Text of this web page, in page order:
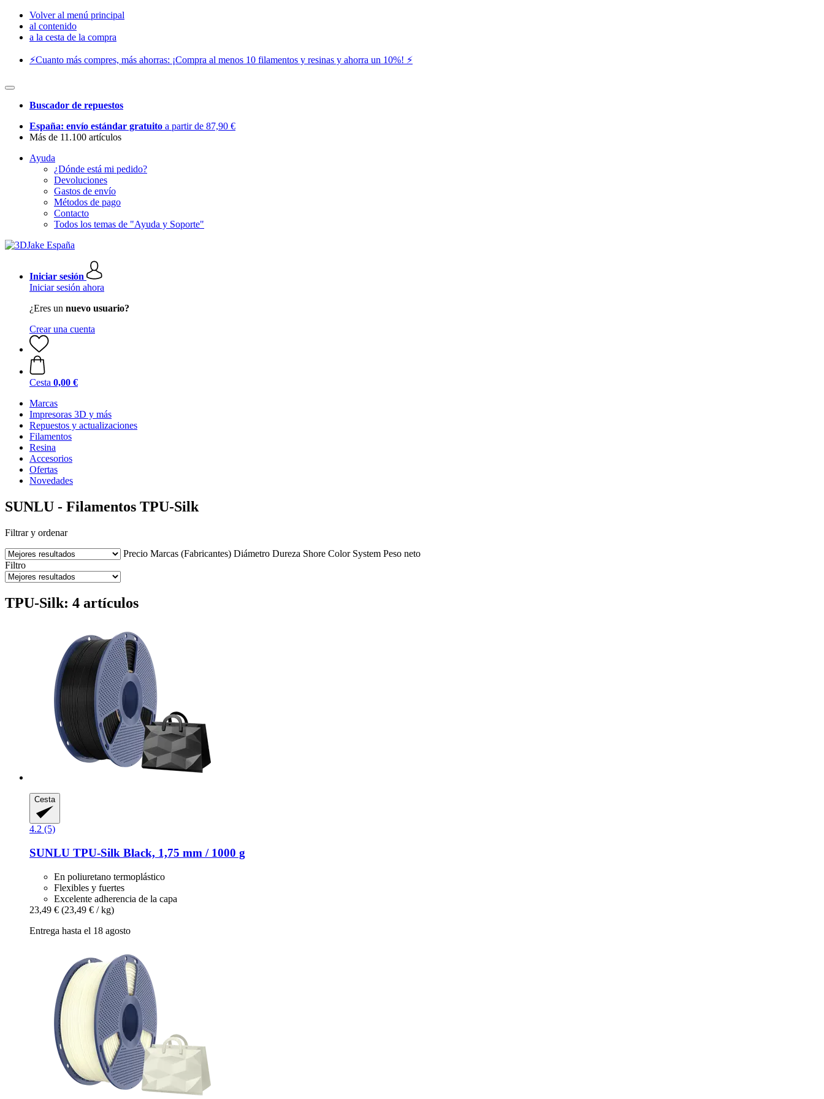
Volver al menú principal
al contenido
a la cesta de la compra
⚡️Cuanto más compres, más ahorras: ¡Compra al menos 10 filamentos y resinas y ahorra un 10%! ⚡️
Buscador de repuestos
España: envío estándar gratuito a partir de 87,90 €
Más de 11.100 artículos
Ayuda
¿Dónde está mi pedido?
Devoluciones
Gastos de envío
Métodos de pago
Contacto
Todos los temas de "Ayuda y Soporte"
Iniciar sesión
Iniciar sesión ahora
¿Eres un nuevo usuario?
Crear una cuenta
Cesta 0,00 €
Marcas
Impresoras 3D y más
Repuestos y actualizaciones
Filamentos
Resina
Accesorios
Ofertas
Novedades
SUNLU - Filamentos TPU-Silk
Filtrar y ordenar
Precio Marcas (Fabricantes) Diámetro Dureza Shore Color System Peso neto
Filtro
TPU-Silk: 4 artículos
Cesta
4.2 (5)
SUNLU TPU-​Silk Black, 1,75 mm / 1000 g
En poliuretano termoplástico
Flexibles y fuertes
Excelente adherencia de la capa
23,49 € (23,49 € / kg)
Entrega hasta el 18 agosto